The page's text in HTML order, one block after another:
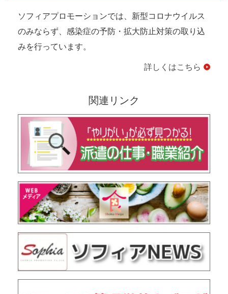
ソフィアプロモーションでは、新型コロナウイルス
のみならず、感染症の予防・拡大防止対策の取り込
みを行っています。
詳しくはこちら
関連リンク